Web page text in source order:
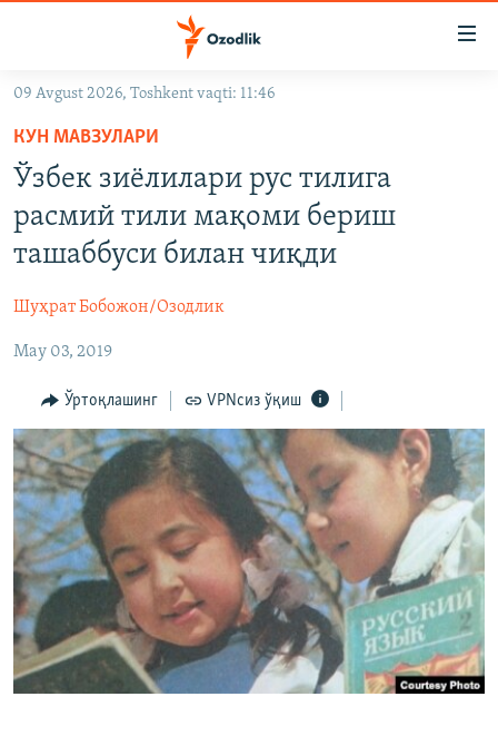
Асосий
навигацияга
ўтинг
Қидиришга
ўтинг
OZODVIDEO
На русском
ИЖТИМОИЙ ТАРМОҚЛАР
Озодлик бошқа тилларда
09 Avgust 2026, Toshkent vaqti: 11:46
КУН МАВЗУЛАРИ
Ўзбек зиëлилари рус тилига
расмий тили мақоми бериш
ташаббуси билан чиқди
Шуҳрат Бобожон/Озодлик
May 03, 2019
Ўртоқлашинг VPNсиз ўқиш